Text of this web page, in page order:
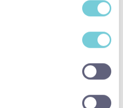
Ön földrajzi
annak konkrét
aktív ellenőrzésével
a